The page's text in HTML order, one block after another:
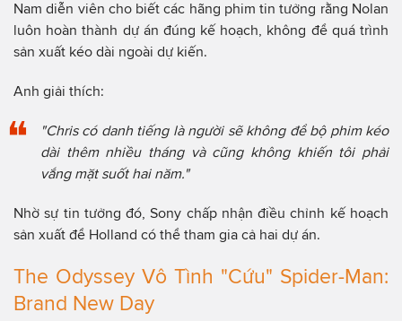
Nam diễn viên cho biết các hãng phim tin tưởng rằng Nolan
luôn hoàn thành dự án đúng kế hoạch, không để quá trình
sản xuất kéo dài ngoài dự kiến.
Anh giải thích:
"Chris có danh tiếng là người sẽ không để bộ phim kéo
dài thêm nhiều tháng và cũng không khiến tôi phải
vắng mặt suốt hai năm."
Nhờ sự tin tưởng đó, Sony chấp nhận điều chỉnh kế hoạch
sản xuất để Holland có thể tham gia cả hai dự án.
The Odyssey Vô Tình "Cứu" Spider-Man:
Brand New Day